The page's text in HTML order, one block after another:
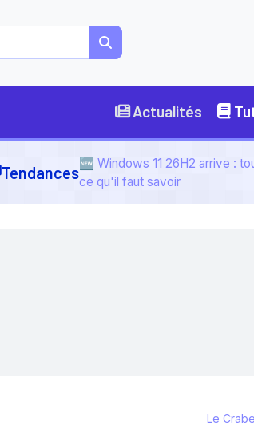
Actualités
Tendances🆕 Windows 11 26H2 arrive :
ce qu'il faut savoir
Le